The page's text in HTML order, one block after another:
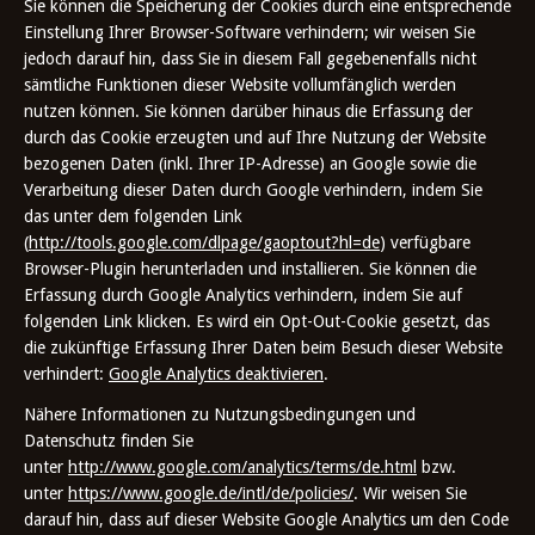
Sie können die Speicherung der Cookies durch eine entsprechende
Einstellung Ihrer Browser-Software verhindern; wir weisen Sie
jedoch darauf hin, dass Sie in diesem Fall gegebenenfalls nicht
sämtliche Funktionen dieser Website vollumfänglich werden
nutzen können. Sie können darüber hinaus die Erfassung der
durch das Cookie erzeugten und auf Ihre Nutzung der Website
bezogenen Daten (inkl. Ihrer IP-Adresse) an Google sowie die
Verarbeitung dieser Daten durch Google verhindern, indem Sie
das unter dem folgenden Link
(http://tools.google.com/dlpage/gaoptout?hl=de) verfügbare
Browser-Plugin herunterladen und installieren. Sie können die
Erfassung durch Google Analytics verhindern, indem Sie auf
folgenden Link klicken. Es wird ein Opt-Out-Cookie gesetzt, das
die zukünftige Erfassung Ihrer Daten beim Besuch dieser Website
verhindert: Google Analytics deaktivieren.
Nähere Informationen zu Nutzungsbedingungen und
Datenschutz finden Sie
unter http://www.google.com/analytics/terms/de.html
bzw.
unter https://www.google.de/intl/de/policies/. Wir weisen Sie
darauf hin, dass auf dieser Website Google Analytics um den Code